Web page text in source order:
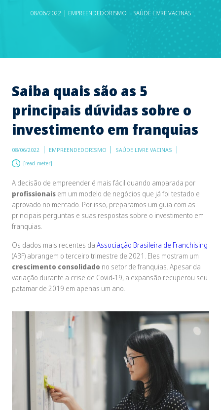
08/06/2022 | EMPREENDEDORISMO | SAÚDE LIVRE VACINAS
Saiba quais são as 5
principais dúvidas sobre o
investimento em franquias
08/06/2022 EMPREENDEDORISMO SAÚDE LIVRE VACINAS
[read_meter]
A decisão de empreender é mais fácil quando amparada por
profissionais em um modelo de negócios que já foi testado e
aprovado no mercado. Por isso, preparamos um guia com as
principais perguntas e suas respostas sobre o investimento em
franquias.
Os dados mais recentes da Associação Brasileira de Franchising
(ABF) abrangem o terceiro trimestre de 2021. Eles mostram um
crescimento consolidado no setor de franquias. Apesar da
variação durante a crise de Covid-19, a expansão recuperou seu
patamar de 2019 em apenas um ano.